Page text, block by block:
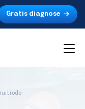
Gratis diagnose